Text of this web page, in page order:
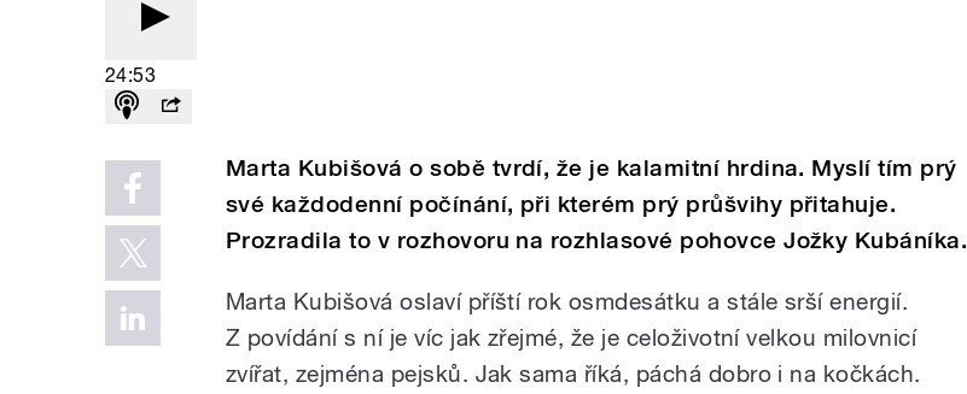
24:53
Marta Kubišová o sobě tvrdí, že je kalamitní hrdina. Myslí tím prý
své každodenní počínání, při kterém prý průšvihy přitahuje.
Prozradila to v rozhovoru na rozhlasové pohovce Jožky Kubáníka.
Marta Kubišová oslaví příští rok osmdesátku a stále srší energií.
Z povídání s ní je víc jak zřejmé, že je celoživotní velkou milovnicí
zvířat, zejména pejsků. Jak sama říká, páchá dobro i na kočkách.